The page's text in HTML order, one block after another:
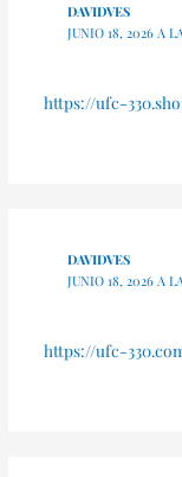
DAVIDVES
JUNIO 18, 2026 A
https://ufc-
DAVIDVES
JUNIO 18, 2026 A
https://ufc-